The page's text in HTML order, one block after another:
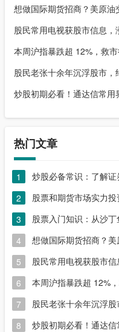
想做国际期货招商？美原
股民常用电视获股市信息
本周沪指暴跌超 12%，救
股民老张十余年沉浮股市
炒股初期必看！通达信常
热门文章
1
炒股必备常识：了解
2
3
4
想做国际期货招商？
5
6
本周沪指暴跌超 12%
7
股民老张十余年沉浮
8
炒股初期必看！通达